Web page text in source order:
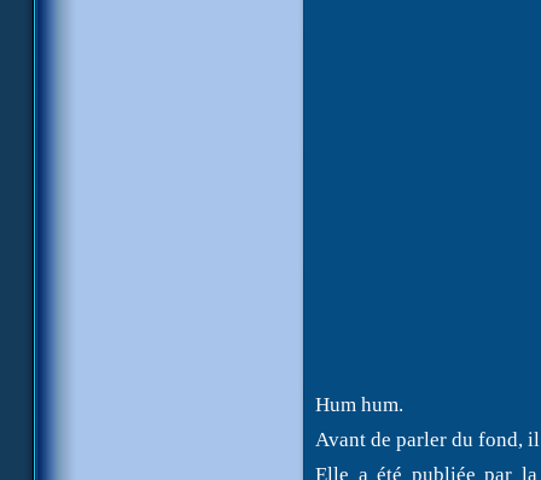
Hum hum.
Avant de parler du fond,
Elle a été publiée par